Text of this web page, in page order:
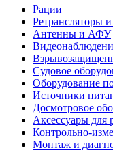
Рации
Ретрансляторы
Антенны и АФУ
Судовое
Оборудование
Источники
Досмотровое
Аксессуары для
Контрольно-
Монтаж и